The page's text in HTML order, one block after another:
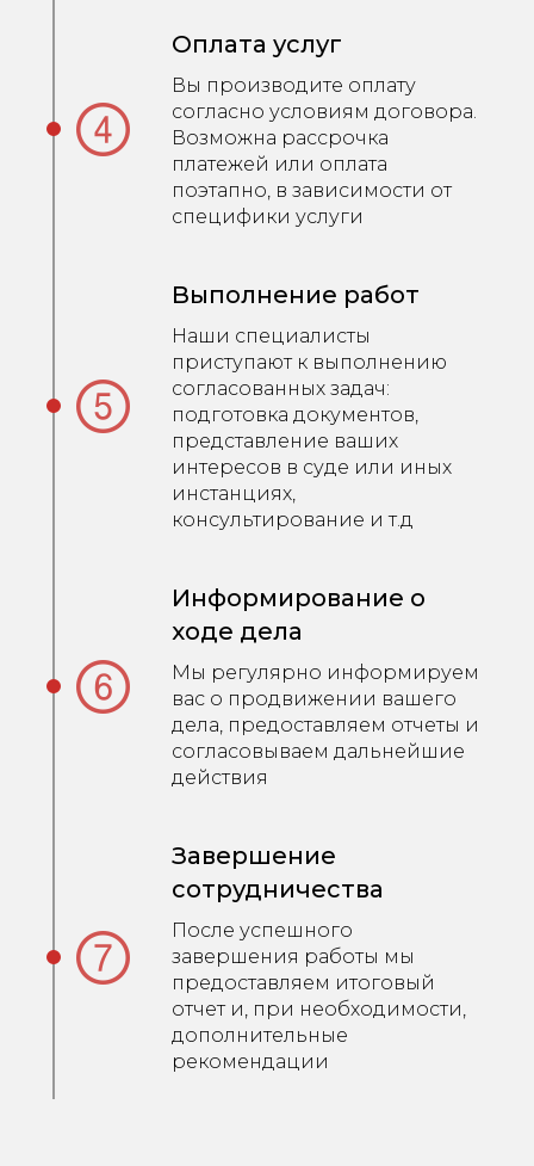
Оплата услуг
Вы производите оплату
согласно условиям договора.
Возможна рассрочка
платежей или оплата
поэтапно, в зависимости от
специфики услуги
Выполнение работ
Наши специалисты
приступают к выполнению
согласованных задач:
подготовка документов,
представление ваших
интересов в суде или иных
инстанциях,
консультирование и т.д
Информирование о
ходе дела
Мы регулярно информируем
вас о продвижении вашего
дела, предоставляем отчеты и
согласовываем дальнейшие
действия
Завершение
сотрудничества
После успешного
завершения работы мы
предоставляем итоговый
отчет и, при необходимости,
дополнительные
рекомендации